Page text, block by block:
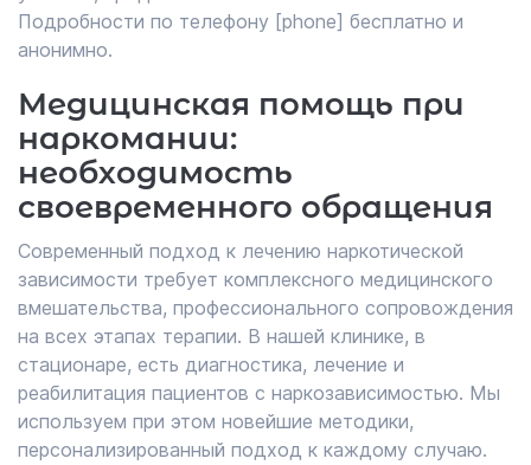
Подробности по телефону [phone] бесплатно и
анонимно.
Медицинская помощь при
наркомании:
необходимость
своевременного обращения
Современный подход к лечению наркотической
зависимости требует комплексного медицинского
вмешательства, профессионального сопровождения
на всех этапах терапии. В нашей клинике, в
стационаре, есть диагностика, лечение и
реабилитация пациентов с наркозависимостью. Мы
используем при этом новейшие методики,
персонализированный подход к каждому случаю.